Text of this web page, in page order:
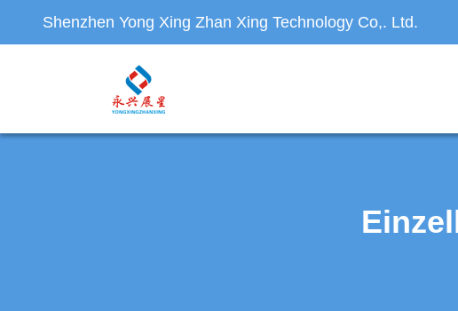
Shenzhen Yong Xing Zhan Xing Technology Co,. Ltd.